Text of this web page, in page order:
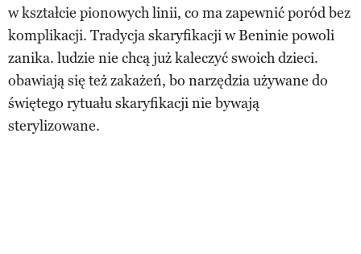
w kształcie pionowych linii, co ma zapewnić poród bez
komplikacji. Tradycja skaryfikacji w Beninie powoli
zanika. ludzie nie chcą już kaleczyć swoich dzieci.
obawiają się też zakażeń, bo narzędzia używane do
świętego rytuału skaryfikacji nie bywają
sterylizowane.